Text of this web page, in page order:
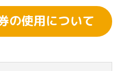
の使用について